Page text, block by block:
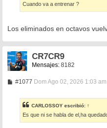
Cuando va a entrenar ?
Los eliminados en octavos
CR7CR9
Mensajes: 8182
#1077M
a
j
e
Dom Ago 02, 2026 1:03 am
CARLOSSOY escribió: ↑
Es que ni se habla de el,ha